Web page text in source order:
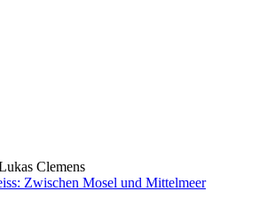
Zwischen Mosel und Mittelmeer